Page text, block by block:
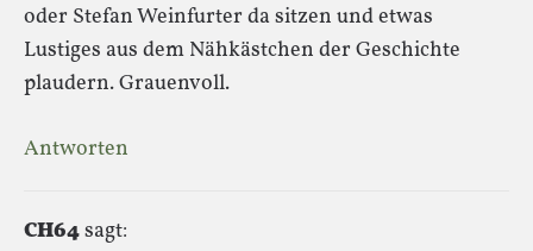
oder Stefan Weinfurter da sitzen und etwas
Lustiges aus dem Nähkästchen der Geschichte
plaudern. Grauenvoll.
Antworten
CH64sagt: